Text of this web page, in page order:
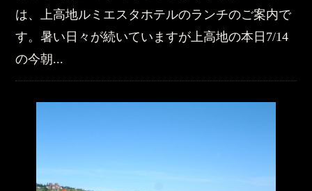
は、上高地ルミエスタホテルのランチのご案内で
す。暑い日々が続いていますが上高地の本日7/14
の今朝...